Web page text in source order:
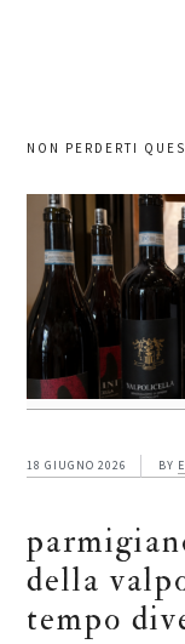
NON PERDERTI
18 GIUGNO 2026 BY
della
tempo